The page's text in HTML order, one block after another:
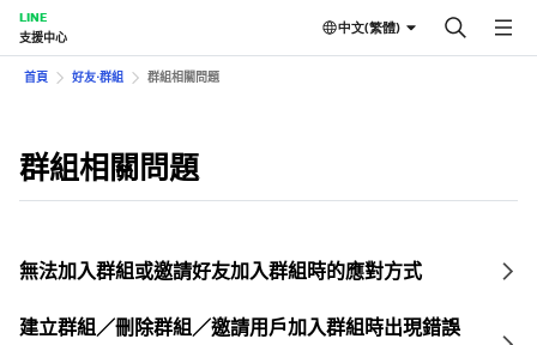
LINE
支援中心
中文(繁體)
首頁 好友⋅群組 群組相關問題
群組相關問題
無法加入群組或邀請好友加入群組時的應對方式
建立群組／刪除群組／邀請用戶加入群組時出現錯誤